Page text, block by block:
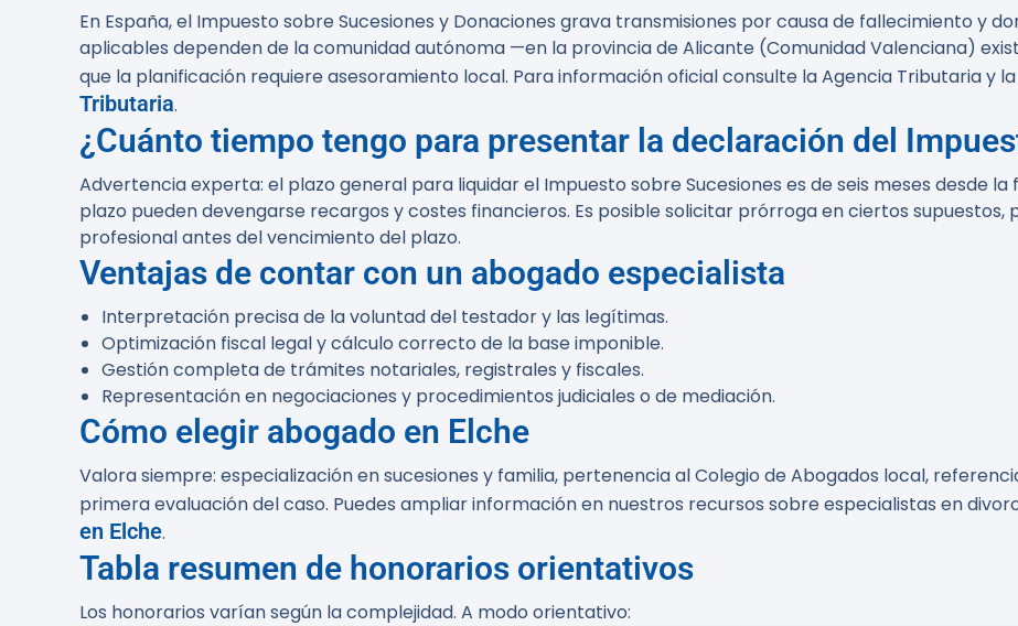
En España, el Impuesto sobre Sucesiones y Donaciones grava transmisiones por causa de fallecimiento y
aplicables dependen de la comunidad autónoma —en la provincia de Alicante (Comunidad Valenciana)
que la planificación requiere asesoramiento local. Para información oficial consulte la Agencia Tributaria y
Tributaria.
¿Cuánto tiempo tengo para presentar la declaración del
Advertencia experta: el plazo general para liquidar el Impuesto sobre Sucesiones es de seis meses desde
plazo pueden devengarse recargos y costes financieros. Es posible solicitar prórroga en ciertos
profesional antes del vencimiento del plazo.
Ventajas de contar con un abogado especialista
Interpretación precisa de la voluntad del testador y las legítimas.
Optimización fiscal legal y cálculo correcto de la base imponible.
Gestión completa de trámites notariales, registrales y fiscales.
Representación en negociaciones y procedimientos judiciales o de mediación.
Cómo elegir abogado en Elche
Valora siempre: especialización en sucesiones y familia, pertenencia al Colegio de Abogados local,
primera evaluación del caso. Puedes ampliar información en nuestros recursos sobre especialistas en
en Elche.
Tabla resumen de honorarios orientativos
Los honorarios varían según la complejidad. A modo orientativo: